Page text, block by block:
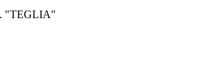
"TEGLIA"